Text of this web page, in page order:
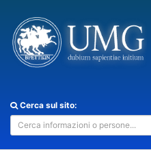
Cerca sul sito: